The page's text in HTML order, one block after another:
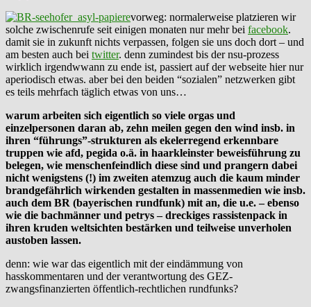
vorweg: normalerweise platzieren wir
solche zwischenrufe seit einigen monaten nur mehr bei facebook.
damit sie in zukunft nichts verpassen, folgen sie uns doch dort – und
am besten auch bei twitter. denn zumindest bis der nsu-prozess
wirklich irgendwwann zu ende ist, passiert auf der webseite hier nur
aperiodisch etwas. aber bei den beiden “sozialen” netzwerken gibt
es teils mehrfach täglich etwas von uns…
warum arbeiten sich eigentlich so viele orgas und
einzelpersonen daran ab, zehn meilen gegen den wind insb. in
ihren “führungs”-strukturen als ekelerregend erkennbare
truppen wie ‪‎afd‬, ‪pegida‬ o.ä. in haarkleinster beweisführung zu
belegen, wie ‪‎menschenfeindlich‬ diese sind und prangern dabei
nicht wenigstens (!) im zweiten atemzug auch die kaum minder
brandgefährlich wirkenden gestalten in ‪massenmedien‬ wie insb.
auch dem ‪‎BR‬ (bayerischen rundfunk) mit an, die u.e. – ebenso
wie die bachmänner und petrys – dreckiges ‪‎rassistenpack‬ in
ihren kruden weltsichten bestärken und teilweise unverholen
austoben lassen.
denn: wie war das eigentlich mit der eindämmung von
hasskommentaren und der verantwortung des GEZ-
zwangsfinanzierten öffentlich-rechtlichen rundfunks?